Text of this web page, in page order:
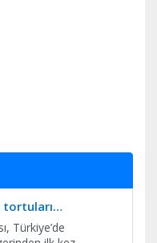
tortuları…
Türkiye’de